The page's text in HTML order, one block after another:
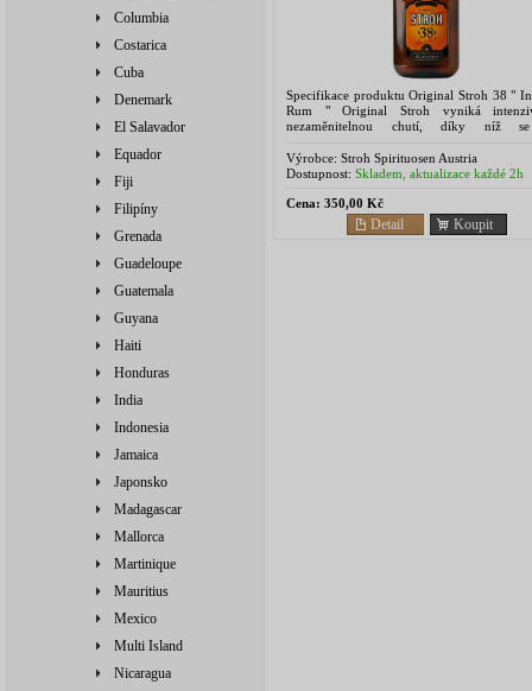
Columbia
Costarica
Cuba
Denemark
El Salavador
Equador
Fiji
Filipíny
Grenada
Guadeloupe
Guatemala
Guyana
Haiti
Honduras
India
Indonesia
Jamaica
Japonsko
Madagascar
Mallorca
Martinique
Mauritius
Mexico
Multi Island
Nicaragua
Specifikace produktu Original Stroh 38 "
Rum " Original Stroh vyniká
nezaměnitelnou chutí, díky níž
Jedinečnost tohoto tuzemského...
Výrobce: Stroh Spirituosen Austria
Dostupnost: Skladem, aktualizace každé 2h
Cena: 350,00 Kč
Koupit
Detail